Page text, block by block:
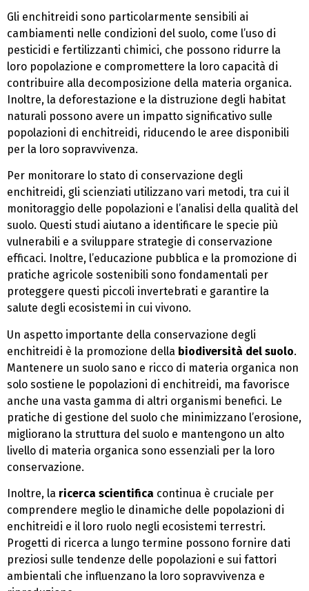
Gli enchitreidi sono particolarmente sensibili ai
cambiamenti nelle condizioni del suolo, come l’uso di
pesticidi e fertilizzanti chimici, che possono ridurre la
loro popolazione e compromettere la loro capacità di
contribuire alla decomposizione della materia organica.
Inoltre, la deforestazione e la distruzione degli habitat
naturali possono avere un impatto significativo sulle
popolazioni di enchitreidi, riducendo le aree disponibili
per la loro sopravvivenza.
Per monitorare lo stato di conservazione degli
enchitreidi, gli scienziati utilizzano vari metodi, tra cui il
monitoraggio delle popolazioni e l’analisi della qualità del
suolo. Questi studi aiutano a identificare le specie più
vulnerabili e a sviluppare strategie di conservazione
efficaci. Inoltre, l’educazione pubblica e la promozione di
pratiche agricole sostenibili sono fondamentali per
proteggere questi piccoli invertebrati e garantire la
salute degli ecosistemi in cui vivono.
Un aspetto importante della conservazione degli
enchitreidi è la promozione della biodiversità del suolo.
Mantenere un suolo sano e ricco di materia organica non
solo sostiene le popolazioni di enchitreidi, ma favorisce
anche una vasta gamma di altri organismi benefici. Le
pratiche di gestione del suolo che minimizzano l’erosione,
migliorano la struttura del suolo e mantengono un alto
livello di materia organica sono essenziali per la loro
conservazione.
Inoltre, la ricerca scientifica continua è cruciale per
comprendere meglio le dinamiche delle popolazioni di
enchitreidi e il loro ruolo negli ecosistemi terrestri.
Progetti di ricerca a lungo termine possono fornire dati
preziosi sulle tendenze delle popolazioni e sui fattori
ambientali che influenzano la loro sopravvivenza e